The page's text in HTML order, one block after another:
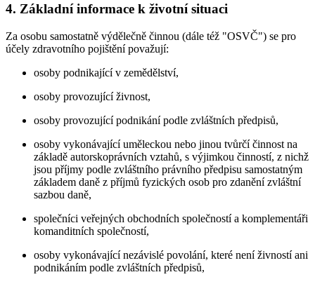
4. Základní informace k životní situaci
Za osobu samostatně výdělečně činnou (dále též "OSVČ") se pro
účely zdravotního pojištění považují:
osoby podnikající v zemědělství,
osoby provozující živnost,
osoby provozující podnikání podle zvláštních předpisů,
osoby vykonávající uměleckou nebo jinou tvůrčí činnost na
základě autorskoprávních vztahů, s výjimkou činností, z nichž
jsou příjmy podle zvláštního právního předpisu samostatným
základem daně z příjmů fyzických osob pro zdanění zvláštní
sazbou daně,
společníci veřejných obchodních společností a komplementáři
komanditních společností,
osoby vykonávající nezávislé povolání, které není živností ani
podnikáním podle zvláštních předpisů,